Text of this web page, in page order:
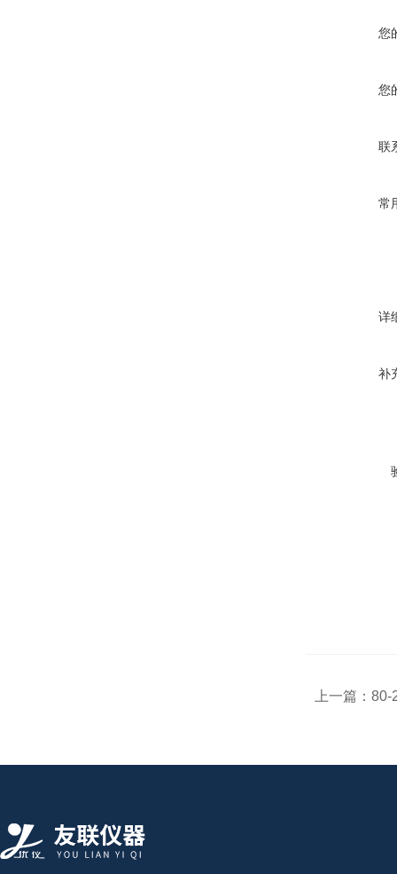
您
您
联
常
详
补
上一篇： 80-